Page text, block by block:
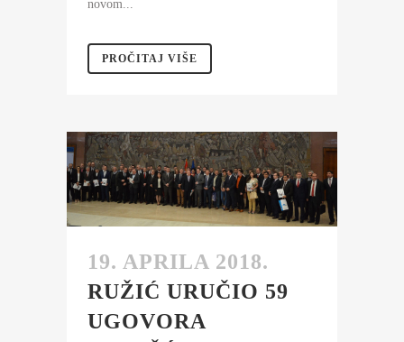
novom...
PROČITAJ VIŠE
19. APRILA 2018.
RUŽIĆ URUČIO 59
UGOVORA